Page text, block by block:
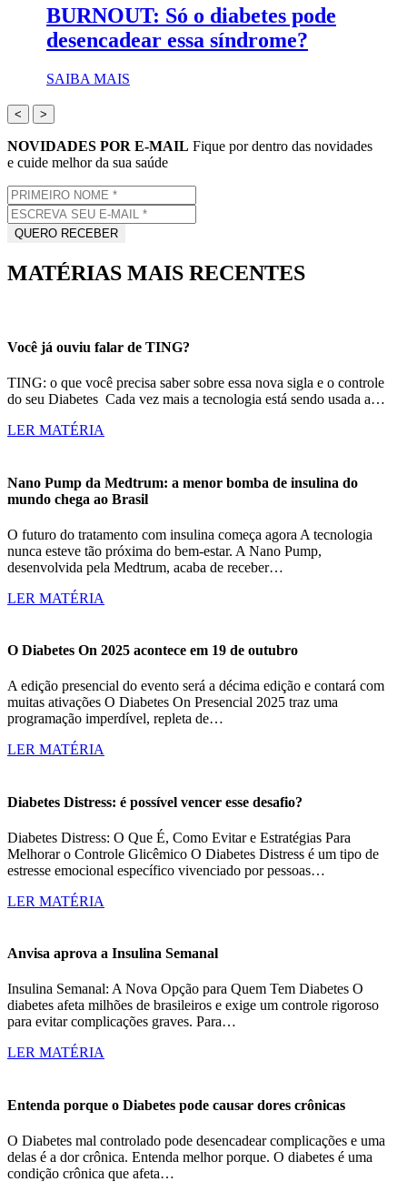
BURNOUT: Só o diabetes pode
desencadear essa síndrome?
SAIBA MAIS
< >
NOVIDADES POR E-MAIL Fique por dentro das novidades
e cuide melhor da sua saúde
MATÉRIAS MAIS RECENTES
Você já ouviu falar de TING?
TING: o que você precisa saber sobre essa nova sigla e o controle
do seu Diabetes Cada vez mais a tecnologia está sendo usada a…
LER MATÉRIA
Nano Pump da Medtrum: a menor bomba de insulina do
mundo chega ao Brasil
O futuro do tratamento com insulina começa agora A tecnologia
nunca esteve tão próxima do bem-estar. A Nano Pump,
desenvolvida pela Medtrum, acaba de receber…
LER MATÉRIA
O Diabetes On 2025 acontece em 19 de outubro
A edição presencial do evento será a décima edição e contará com
muitas ativações O Diabetes On Presencial 2025 traz uma
programação imperdível, repleta de…
LER MATÉRIA
Diabetes Distress: é possível vencer esse desafio?
Diabetes Distress: O Que É, Como Evitar e Estratégias Para
Melhorar o Controle Glicêmico O Diabetes Distress é um tipo de
estresse emocional específico vivenciado por pessoas…
LER MATÉRIA
Anvisa aprova a Insulina Semanal
Insulina Semanal: A Nova Opção para Quem Tem Diabetes O
diabetes afeta milhões de brasileiros e exige um controle rigoroso
para evitar complicações graves. Para…
LER MATÉRIA
Entenda porque o Diabetes pode causar dores crônicas
O Diabetes mal controlado pode desencadear complicações e uma
delas é a dor crônica. Entenda melhor porque. O diabetes é uma
condição crônica que afeta…